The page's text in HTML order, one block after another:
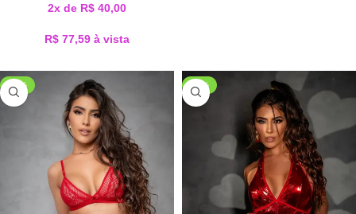
2x de R$ 40,00
R$ 77,59 à vista
-27% -47%